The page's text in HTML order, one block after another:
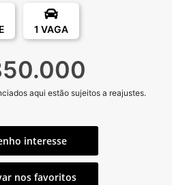
1 VAGA
aqui estão sujeitos a reajustes.
interesse
nos favoritos